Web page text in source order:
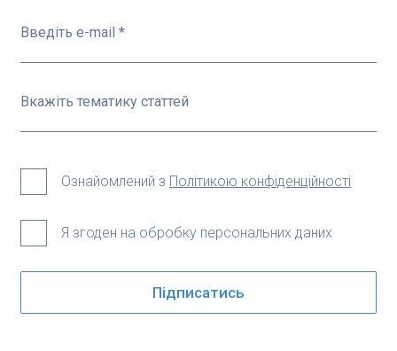
Ознайомлений з Політикою конфіденційності
Я згоден на обробку персональних даних
Підписатись